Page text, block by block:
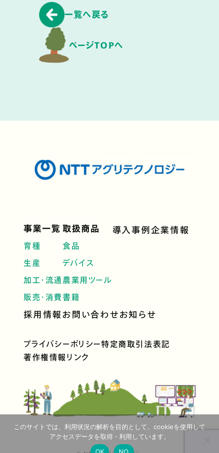
一覧へ戻る
ページTOPへ
事業一覧
育種
生産
加工・流通
販売・消費
取扱商品
食品
デバイス
農業用ツール
書籍
導入事例企業情報
採用情報お問い合わせお知らせ
プライバシーポリシー特定商取引法表記
著作権情報 リンク
このサイトでは、利用状況の解析を目的として、cookieを使用して
アクセスデータを取得・利用しています。
OK
NO